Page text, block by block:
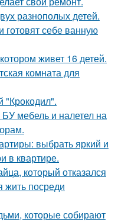
разнополых детей.
готовят себе ванную
живет 16 детей.
комната для
"Крокодил".
мебель и налетел на
выбрать яркий и
в квартире.
который отказался
жить посреди
которые собирают